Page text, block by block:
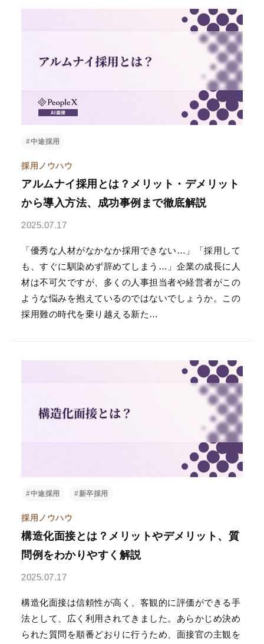
AIエージェントがオン
ライン会議に入り込
活動をサポートするサ
ービスです。
PeopleX AgenticHRプラットフォーム
けSaaSとは異なり、AIが自律的に人事課題を特定し
解決策まで提案する、全く新しいHRプラットフォー
ムです。面接→面談→ロープレの相互連携はもちろ
ん、他のHR向けSaaSの情報を連携することで様々な
がご提案します。
#中途採用
採用ノウハウ
アルムナイ採用とは？メリット・デメリット
から導入方法、成功事例まで徹底解説
2025.07.17
「優秀な人材がなかなか採用できない…」「採用して
も、すぐに馴染めず辞めてしまう…」企業の成長に人
材は不可欠ですが、多くの人事担当者や経営者がこの
ような悩みを抱えているのではないでしょうか。この
採用難の時代を乗り越える新た…
#中途採用 #新卒採用
採用ノウハウ
構造化面接とは？メリットやデメリット、質
問例をわかりやすく解説
2025.07.17
構造化面接は信頼性が高く、客観的に評価ができる手
法として、広く利用されてきました。あらかじめ決め
られた質問を順番どおりに行うため、面接官の主観を